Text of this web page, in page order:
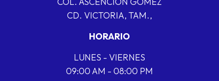
CD. VICTORIA, TAM.,
HORARIO
LUNES - VIERNES
09:00 AM - 08:00 PM